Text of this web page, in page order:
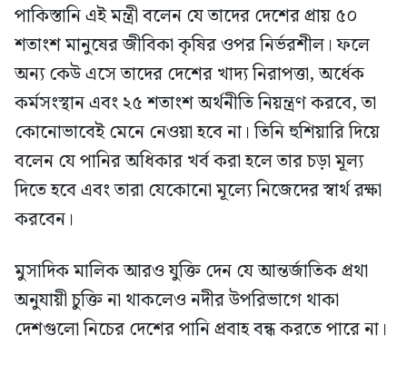
পাকিস্তানি এই মন্ত্রী বলেন যে তাদের দেশের প্রায় ৫০
শতাংশ মানুষের জীবিকা কৃষির ওপর নির্ভরশীল। ফলে
অন্য কেউ এসে তাদের দেশের খাদ্য নিরাপত্তা, অর্ধেক
কর্মসংস্থান এবং ২৫ শতাংশ অর্থনীতি নিয়ন্ত্রণ করবে, তা
কোনোভাবেই মেনে নেওয়া হবে না। তিনি হুশিয়ারি দিয়ে
বলেন যে পানির অধিকার খর্ব করা হলে তার চড়া মূল্য
দিতে হবে এবং তারা যেকোনো মূল্যে নিজেদের স্বার্থ রক্ষা
করবেন।
মুসাদিক মালিক আরও যুক্তি দেন যে আন্তর্জাতিক প্রথা
অনুযায়ী চুক্তি না থাকলেও নদীর উপরিভাগে থাকা
দেশগুলো নিচের দেশের পানি প্রবাহ বন্ধ করতে পারে না।